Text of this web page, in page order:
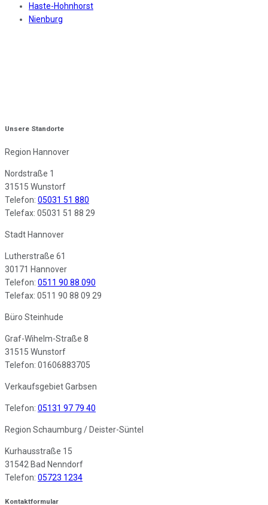
Haste-Hohnhorst
Nienburg
Unsere Standorte
Region Hannover
Nordstraße 1
31515 Wunstorf
Telefon: 05031 51 880
Telefax: 05031 51 88 29
Stadt Hannover
Lutherstraße 61
30171 Hannover
Telefon: 0511 90 88 090
Telefax: 0511 90 88 09 29
Büro Steinhude
Graf-Wihelm-Straße 8
31515 Wunstorf
Telefon: 01606883705
Verkaufsgebiet Garbsen
Telefon: 05131 97 79 40
Region Schaumburg / Deister-Süntel
Kurhausstraße 15
31542 Bad Nenndorf
Telefon: 05723 1234
Kontaktformular